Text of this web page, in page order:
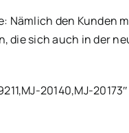
Nämlich den Kunden
die sich auch in der
20140,MJ-